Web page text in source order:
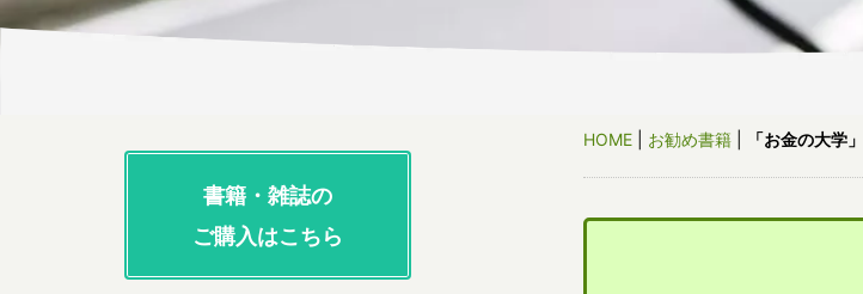
HOME お勧め書籍 「お金の大学」
書籍・雑誌の
ご購入はこちら